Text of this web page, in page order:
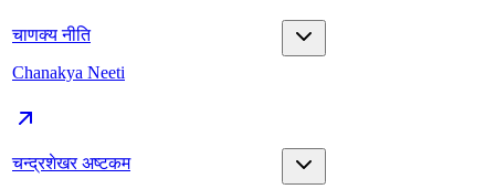
चाणक्य नीति
Chanakya Neeti
चन्द्रशेखर अष्टकम